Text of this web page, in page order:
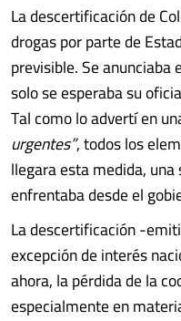
La descertificación de
drogas por parte de
previsible. Se
solo se esperaba su
Tal como lo advertí en
urgentes”, todos los
llegara esta medida,
enfrentaba desde el
La descertificación -
excepción de interés
ahora, la pérdida de la
especialmente en